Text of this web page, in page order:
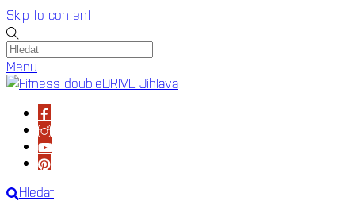
Skip to content
Menu
Hledat